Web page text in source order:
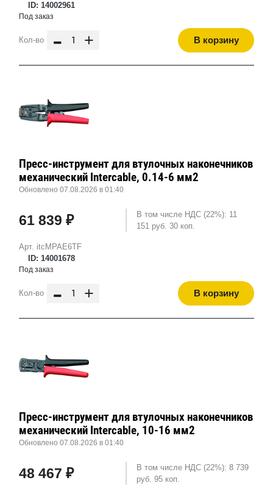
ID: 14002961
Под заказ
Кол-во - + В корзину
Арт. itcMPAE6TF
ID: 14001678
Пресс-инструмент для втулочных наконечников
механический Intercable, 0.14-6 мм2
Обновлено 07.08.2026 в 01:40
61 839 ₽
В том числе НДС (22%): 11
151 руб. 30 коп.
Под заказ
Кол-во - + В корзину
Пресс-инструмент для втулочных наконечников
механический Intercable, 10-16 мм2
Обновлено 07.08.2026 в 01:40
48 467 ₽
В том числе НДС (22%): 8 739
руб. 95 коп.